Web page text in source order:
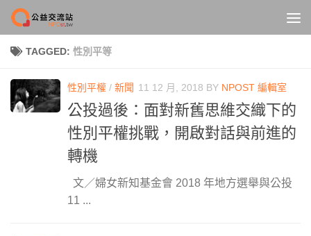
Skip to content
TAGGED: 性別平等
性別平權 / 新聞 11 12 月, 2018 BY NPOST 編輯室
公投過後：面對新舊思維交織下的
性別平權挑戰，開啟對話與前進的
轉機
文／婦女新知基金會 2018 年地方選舉與公投
11 ...